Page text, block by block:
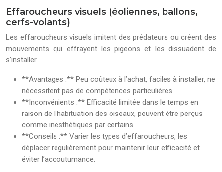
Effaroucheurs visuels (éoliennes, ballons,
cerfs-volants)
Les effaroucheurs visuels imitent des prédateurs ou créent des
mouvements qui effrayent les pigeons et les dissuadent de
s’installer.
**Avantages :** Peu coûteux à l’achat, faciles à installer, ne
nécessitent pas de compétences particulières.
**Inconvénients :** Efficacité limitée dans le temps en
raison de l’habituation des oiseaux, peuvent être perçus
comme inesthétiques par certains.
**Conseils :** Varier les types d’effaroucheurs, les
déplacer régulièrement pour maintenir leur efficacité et
éviter l’accoutumance.